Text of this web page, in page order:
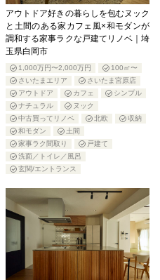
アウトドア好きの暮らしを包むヌック
と土間のある家カフェ風×和モダンが
調和する家事ラクな戸建てリノベ｜埼
玉県白岡市
1,000万円〜2,000万円
100㎡〜
さいたまエリア
さいたま宮原店
アウトドア
カフェ
シンプル
ナチュラル
ヌック
中古買ってリノベ
北欧
収納
和モダン
土間
家事ラク間取り
戸建て
洗面／トイレ／風呂
玄関/エントランス